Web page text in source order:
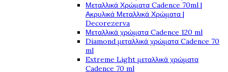
Μεταλλικά Χρώματα Cadence 70ml |
Ακρυλικά Μεταλλικά Χρώματα |
Decorezerva
Μεταλλικά χρώματα Cadence 120 ml
Diamond μεταλλικά χρώματα Cadence 70
ml
Extreme Light μεταλλικά χρώματα
Cadence 70 ml